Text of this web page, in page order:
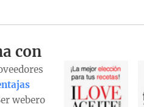
con
webero